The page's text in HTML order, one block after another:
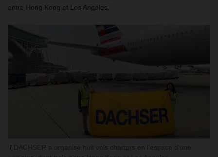
entre Hong Kong et Los Angeles.